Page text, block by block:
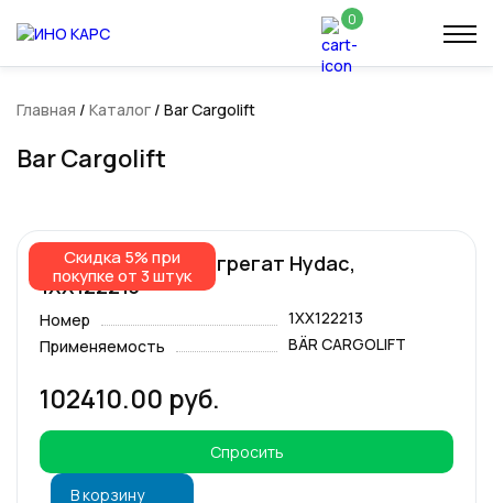
0
Главная / Каталог / Bar Cargolift
Bar Cargolift
Скидка 5% при
покупке от 3 штук
Гидравлический агрегат Hydac,
1XX122213
Номер
1XX122213
Применяемость
BÄR CARGOLIFT
102410.00 руб.
Спросить
В корзину